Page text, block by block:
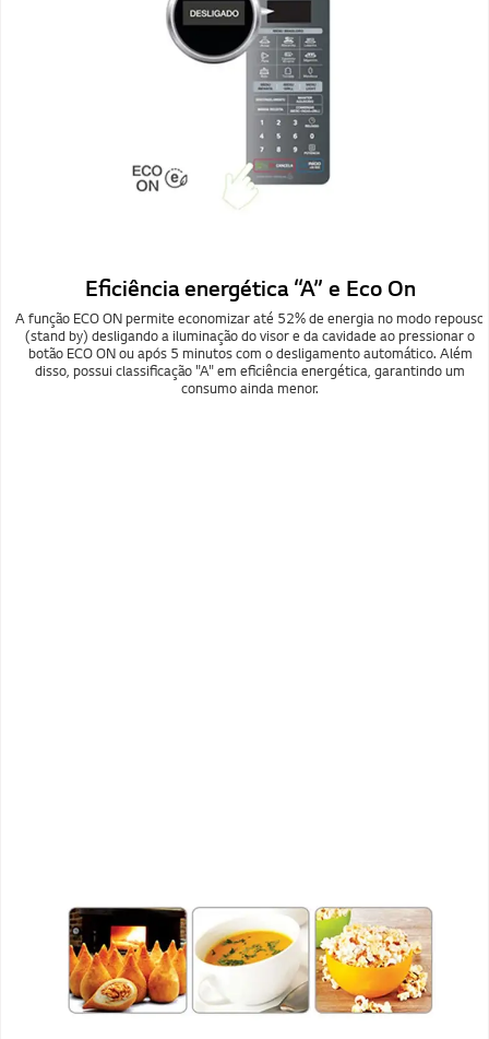
Eficiência energética “A” e Eco On
A função ECO ON permite economizar até 52% de energia no modo repouso
(stand by) desligando a iluminação do visor e da cavidade ao pressionar o
botão ECO ON ou após 5 minutos com o desligamento automático. Além
disso, possui classificação "A" em eficiência energética, garantindo um
consumo ainda menor.